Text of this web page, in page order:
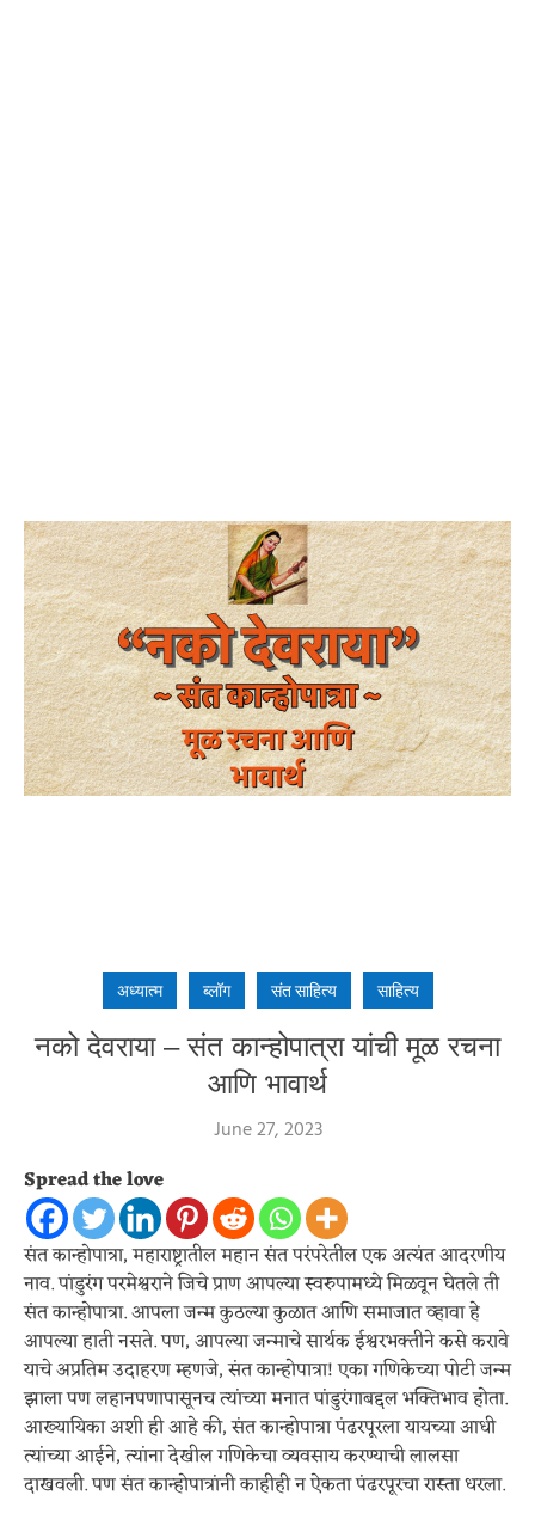
अध्यात्म ब्लॉग संत साहित्य साहित्य
नको देवराया – संत कान्होपात्रा यांची मूळ रचना
आणि भावार्थ
June 27, 2023
Spread the love
संत कान्होपात्रा, महाराष्ट्रातील महान संत परंपरेतील एक अत्यंत आदरणीय
नाव. पांडुरंग परमेश्वराने जिचे प्राण आपल्या स्वरुपामध्ये मिळवून घेतले ती
संत कान्होपात्रा. आपला जन्म कुठल्या कुळात आणि समाजात व्हावा हे
आपल्या हाती नसते. पण, आपल्या जन्माचे सार्थक ईश्वरभक्तीने कसे करावे
याचे अप्रतिम उदाहरण म्हणजे, संत कान्होपात्रा! एका गणिकेच्या पोटी जन्म
झाला पण लहानपणापासूनच त्यांच्या मनात पांडुरंगाबद्दल भक्तिभाव होता.
आख्यायिका अशी ही आहे की, संत कान्होपात्रा पंढरपूरला यायच्या आधी
त्यांच्या आईने, त्यांना देखील गणिकेचा व्यवसाय करण्याची लालसा
दाखवली. पण संत कान्होपात्रांनी काहीही न ऐकता पंढरपूरचा रास्ता धरला.